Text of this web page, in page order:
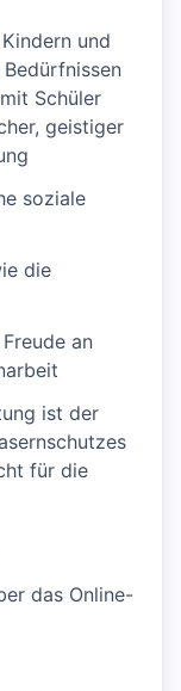
und
Schüler
geistiger
soziale
die
an
ist der
für die
das Online-